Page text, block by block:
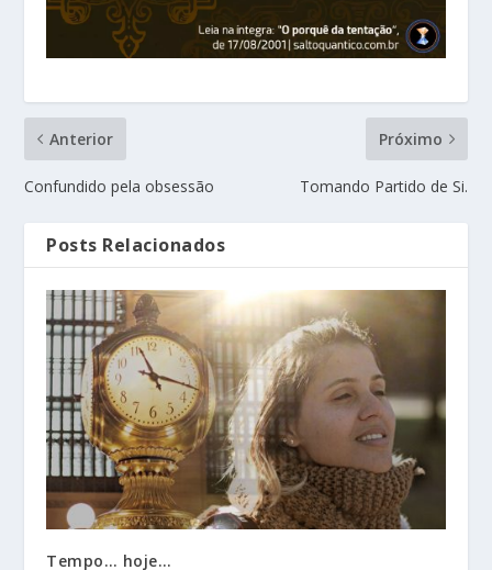
Anterior
Confundido pela obsessão
Próximo
Tomando Partido de Si.
Posts Relacionados
Tempo… hoje…